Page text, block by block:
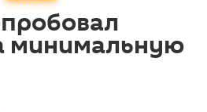
минимальную